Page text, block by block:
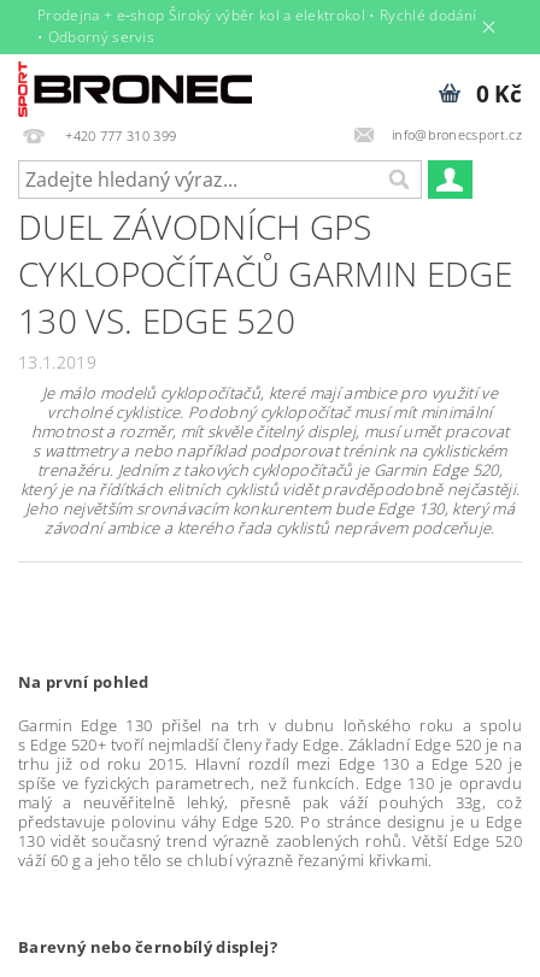
Prodejna + e‑shop Široký výběr kol a elektrokol • Rychlé dodání
• Odborný servis
+420 777 310 399 info@bronecsport.cz
0 Kč
DUEL ZÁVODNÍCH GPS
CYKLOPOČÍTAČŮ GARMIN EDGE
130 VS. EDGE 520
13.1.2019
Je málo modelů cyklopočítačů, které mají ambice pro využití ve
vrcholné cyklistice. Podobný cyklopočítač musí mít minimální
hmotnost a rozměr, mít skvěle čitelný displej, musí umět pracovat
s wattmetry a nebo například podporovat trénink na cyklistickém
trenažéru. Jedním z takových cyklopočítačů je Garmin Edge 520,
který je na řídítkách elitních cyklistů vidět pravděpodobně nejčastěji.
Jeho největším srovnávacím konkurentem bude Edge 130, který má
závodní ambice a kterého řada cyklistů neprávem podceňuje.
Na první pohled
Garmin Edge 130 přišel na trh v dubnu loňského roku a spolu
s Edge 520+ tvoří nejmladší členy řady Edge. Základní Edge 520 je na
trhu již od roku 2015. Hlavní rozdíl mezi Edge 130 a Edge 520 je
spíše ve fyzických parametrech, než funkcích. Edge 130 je opravdu
malý a neuvěřitelně lehký, přesně pak váží pouhých 33g, což
představuje polovinu váhy Edge 520. Po stránce designu je u Edge
130 vidět současný trend výrazně zaoblených rohů. Větší Edge 520
váží 60 g a jeho tělo se chlubí výrazně řezanými křivkami.
Barevný nebo černobílý displej?